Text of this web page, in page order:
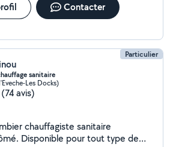
Contacter
Particulier
sanitaire
Les Docks)
(74 avis)
sanitaire
Disponible pour tout type de